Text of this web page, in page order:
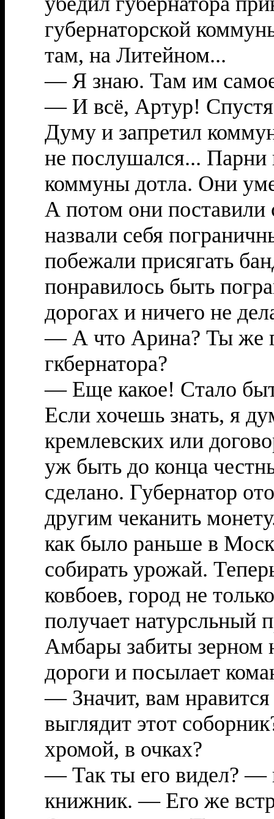
губернаторской
там, на Литейном...
— Я знаю. Там им
— И всё, Артур! Спустя
Думу и запретил
не послушался... Парни
коммуны дотла. Они
А потом они поставили
назвали себя
побежали присягать
понравилось быть
дорогах и ничего не
— А что Арина? Ты же
гкбернатора?
— Еще какое! Стало
Если хочешь знать, я
кремлевских или
уж быть до конца
сделано. Губернатор
другим чеканить
как было раньше в
собирать урожай.
ковбоев, город не
получает натурсльный
Амбары забиты зерном
дороги и посылает
— Значит, вам нравится
выглядит этот
хромой, в очках?
— Так ты его видел? —
книжник. — Его же